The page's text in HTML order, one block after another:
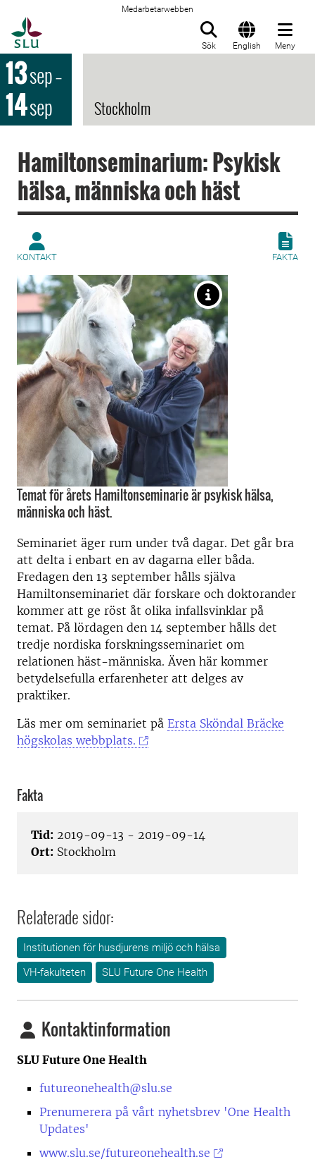
Medarbetarwebben
Sök English Meny
13sep–
14sep Stockholm
Hamiltonseminarium: Psykisk
hälsa, människa och häst
KONTAKT FAKTA
Temat för årets Hamiltonseminarie är psykisk hälsa,
människa och häst.
Seminariet äger rum under två dagar. Det går bra
att delta i enbart en av dagarna eller båda.
Fredagen den 13 september hålls själva
Hamiltonseminariet där forskare och doktorander
kommer att ge röst åt olika infallsvinklar på
temat. På lördagen den 14 september hålls det
tredje nordiska forskningsseminariet om
relationen häst-människa. Även här kommer
betydelsefulla erfarenheter att delges av
praktiker.
Läs mer om seminariet på Ersta Sköndal Bräcke
högskolas webbplats.
Fakta
Tid: 2019-09-13 - 2019-09-14
Ort: Stockholm
Relaterade sidor:
Institutionen för husdjurens miljö och hälsa
VH-fakulteten
SLU Future One Health
Kontaktinformation
SLU Future One Health
futureonehealth@slu.se
Prenumerera på vårt nyhetsbrev 'One Health
Updates'
www.slu.se/futureonehealth.se